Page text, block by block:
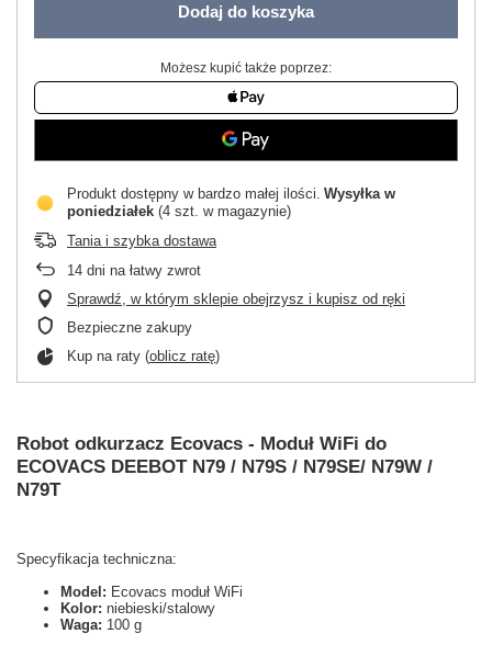
Dodaj do koszyka
Możesz kupić także poprzez:
Produkt dostępny w bardzo małej ilości Wysyłka w
poniedziałek (4 szt. w magazynie)
Tania i szybka dostawa
14 dni na łatwy zwrot
Sprawdź, w którym sklepie obejrzysz i kupisz od ręki
Bezpieczne zakupy
Kup na raty (oblicz ratę)
Robot odkurzacz Ecovacs - Moduł WiFi do
ECOVACS DEEBOT N79 / N79S / N79SE/ N79W /
N79T
Specyfikacja techniczna:
Model: Ecovacs moduł WiFi
Kolor: niebieski/stalowy
Waga: 100 g